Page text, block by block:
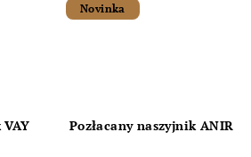
Novinka
Pozłacany naszyjnik ANIR